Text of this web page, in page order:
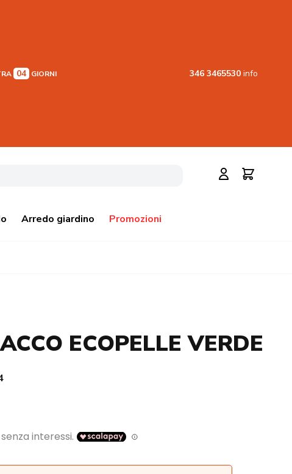
04 GIORNI 346 3465530 info
Carrello
Arredo giardino Promozioni
ECOPELLE VERDE